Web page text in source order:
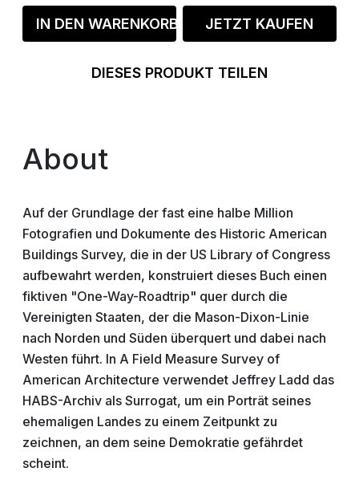
IN DEN WARENKORB JETZT KAUFEN
DIESES PRODUKT TEILEN
About
Auf der Grundlage der fast eine halbe Million
Fotografien und Dokumente des Historic American
Buildings Survey, die in der US Library of Congress
aufbewahrt werden, konstruiert dieses Buch einen
fiktiven "One-Way-Roadtrip" quer durch die
Vereinigten Staaten, der die Mason-Dixon-Linie
nach Norden und Süden überquert und dabei nach
Westen führt. In A Field Measure Survey of
American Architecture verwendet Jeffrey Ladd das
HABS-Archiv als Surrogat, um ein Porträt seines
ehemaligen Landes zu einem Zeitpunkt zu
zeichnen, an dem seine Demokratie gefährdet
scheint.